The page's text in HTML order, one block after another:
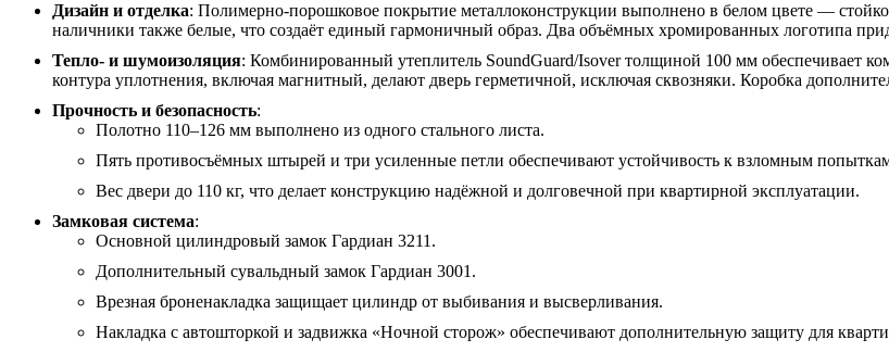
Дизайн и отделка: Полимерно-порошковое покрытие металлоконструкции выполнено в белом цвете —
наличники также белые, что создаёт единый гармоничный образ. Два объёмных хромированных логотипа
Тепло- и шумоизоляция: Комбинированный утеплитель SoundGuard/Isover толщиной 100 мм обеспечивает
контура уплотнения, включая магнитный, делают дверь герметичной, исключая сквозняки. Коробка
Прочность и безопасность:
Полотно 110–126 мм выполнено из одного стального листа.
Пять противосъёмных штырей и три усиленные петли обеспечивают устойчивость к взломным
Вес двери до 110 кг, что делает конструкцию надёжной и долговечной при квартирной эксплуатации.
Замковая система:
Основной цилиндровый замок Гардиан 3211.
Дополнительный сувальдный замок Гардиан 3001.
Врезная броненакладка защищает цилиндр от выбивания и высверливания.
Накладка с автошторкой и задвижка «Ночной сторож» обеспечивают дополнительную защиту для